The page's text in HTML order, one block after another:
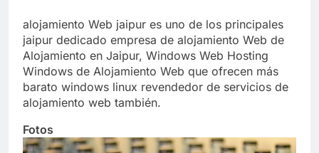
alojamiento Web jaipur es uno de los principales
jaipur dedicado empresa de alojamiento Web de
Alojamiento en Jaipur, Windows Web Hosting
Windows de Alojamiento Web que ofrecen más
barato windows linux revendedor de servicios de
alojamiento web también.
Fotos